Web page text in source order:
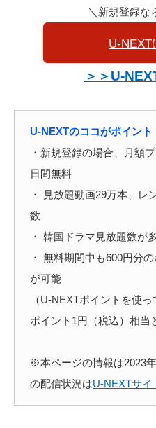
＼新規登録な
U-NEXT
＞＞U-
U-NEXTのココがポイント
・新規登録の場合、月額
日間無料
・ 見放題動画29万本、レ
数
・ 韓国ドラマ見放題数が
・ 無料期間中も600円分
が可能
（U-NEXTポイントを使
ポイント1円（税込）相当
※本ページの情報は2023
の配信状況はU-NEXTサイ